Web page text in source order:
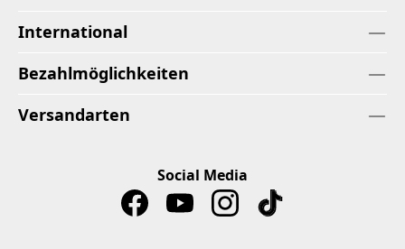
International
Bezahlmöglichkeiten
Versandarten
Social Media